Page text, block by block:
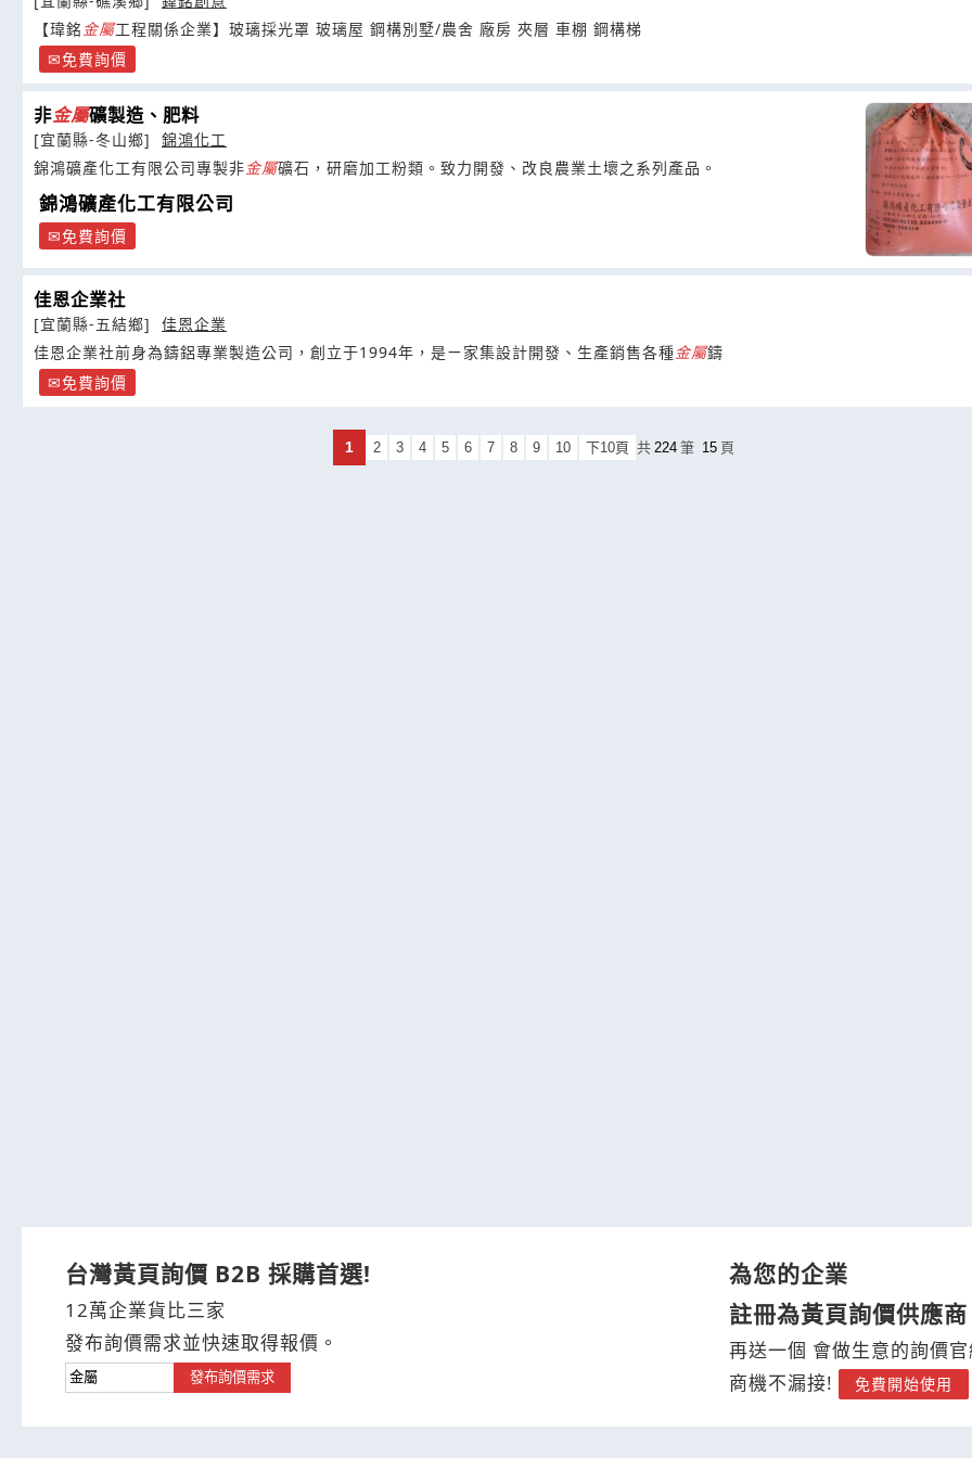
【瑋銘 金屬工程關係企業】玻璃採光罩 玻璃屋 鋼構別墅/農舍 廠房 夾層 車棚 鋼構梯
免費詢價
非金屬礦製造、肥料
[宜蘭縣-冬山鄉]
錦鴻化工
錦鴻礦產化工有限公司專製非金屬礦石，研磨加工粉類。致力開發、改良農業土壞之系列產品。
錦鴻礦產化工有限公司
免費詢價
佳恩企業社
[宜蘭縣-五結鄉]
佳恩企業
佳恩企業社前身為鑄鋁專業製造公司，創立于1994年，是ㄧ家集設計開發、生產銷售各種金屬鑄
免費詢價
1 2 3 4 5 6 7 8 9 10 下10頁 共 224 筆 15 頁
台灣黃頁詢價 B2B 採購首選!
12萬企業貨比三家
發布詢價需求並快速取得報價。
發布詢價需求
為您的企業
註冊為黃頁詢價供應商
再送一個 會做生意的詢價
商機不漏接!
免費開始使用